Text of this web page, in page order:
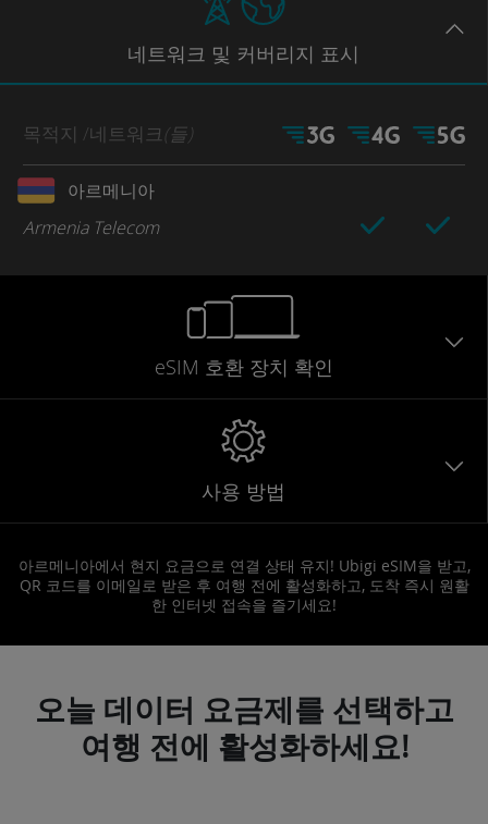
네트워크 및 커버리지 표시
목적지 /네트워크(들)
아르메니아
Armenia Telecom
eSIM 호환 장치 확인
사용 방법
아르메니아에서 현지 요금으로 연결 상태 유지! Ubigi eSIM을 받고,
QR 코드를 이메일로 받은 후 여행 전에 활성화하고, 도착 즉시 원활
한 인터넷 접속을 즐기세요!
오늘 데이터 요금제를 선택하고
여행 전에 활성화하세요!